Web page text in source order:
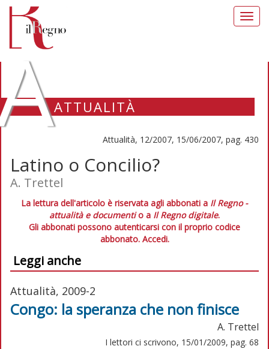
ATTUALITÀ
Attualità, 12/2007, 15/06/2007, pag. 430
Latino o Concilio?
A. Trettel
La lettura dell'articolo è riservata agli abbonati a Il Regno -
attualità e documentio a Il Regno digitale.
Gli abbonati possono autenticarsi con il proprio codice
abbonato. Accedi.
Leggi anche
Attualità, 2009-2
Congo: la speranza che non finisce
A. Trettel
I lettori ci scrivono, 15/01/2009, pag. 68